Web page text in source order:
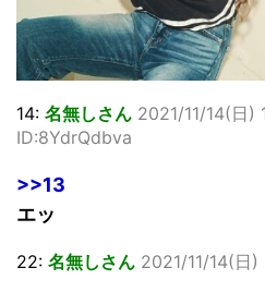
14: 名無しさん 2021/11/14(日)
ID:8YdrQdbva
>>13
エッ
22: 名無しさん 2021/11/14(日)